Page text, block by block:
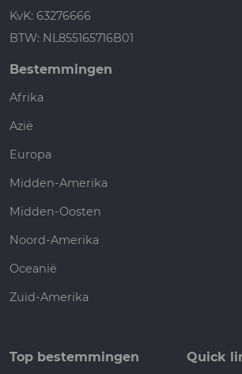
KvK: 63276666
BTW: NL855165716B01
Bestemmingen
Afrika
Azië
Europa
Midden-Amerika
Midden-Oosten
Noord-Amerika
Oceanië
Zuid-Amerika
Top bestemmingen Quick